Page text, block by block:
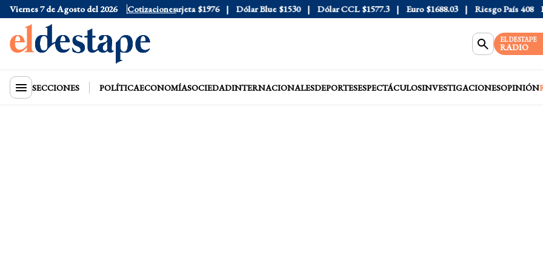
Viernes 7 de Agosto del 2026 Cotizaciones
Dólar Oficial $1520 Dólar Tarjeta $1976 Dólar Blue $1530 Dólar CCL $1577.3 Euro $1688.03 Riesgo País 408
EL DESTAPE
RADIO
SECCIONES POLÍTICAECONOMÍASOCIEDADINTERNACIONALESDEPORTESESPECTÁCULOSINVESTIGACIONESOPINIÓN